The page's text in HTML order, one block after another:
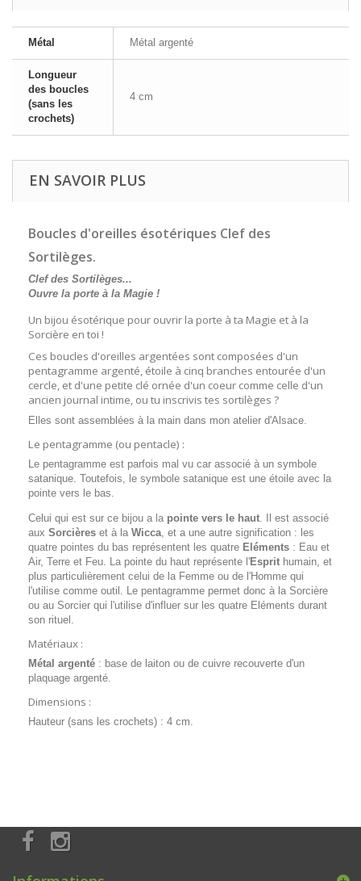
Métal Métal argenté
Longueur
des boucles
(sans les
crochets)
4 cm
EN SAVOIR PLUS
Boucles d'oreilles ésotériques Clef des
Sortilèges.
Clef des Sortilèges...
Ouvre la porte à la Magie !
Un bijou ésotérique pour ouvrir la porte à ta Magie et à la
Sorcière en toi !
Ces boucles d'oreilles argentées sont composées d'un
pentagramme argenté, étoile à cinq branches entourée d'un
cercle, et d'une petite clé ornée d'un coeur comme celle d'un
ancien journal intime, ou tu inscrivis tes sortilèges ?
Elles sont assemblées à la main dans mon atelier d'Alsace.
Le pentagramme (ou pentacle) :
Le pentagramme est parfois mal vu car associé à un symbole
satanique. Toutefois, le symbole satanique est une étoile avec la
pointe vers le bas.
Celui qui est sur ce bijou a la pointe vers le haut. Il est associé
aux Sorcières et à la Wicca, et a une autre signification : les
quatre pointes du bas représentent les quatre Eléments : Eau et
Air, Terre et Feu. La pointe du haut représente l'Esprit humain, et
plus particulièrement celui de la Femme ou de l'Homme qui
l'utilise comme outil. Le pentagramme permet donc à la Sorcière
ou au Sorcier qui l'utilise d'influer sur les quatre Eléments durant
son rituel.
Matériaux :
Métal argenté : base de laiton ou de cuivre recouverte d'un
plaquage argenté.
Dimensions :
Hauteur (sans les crochets) : 4 cm.